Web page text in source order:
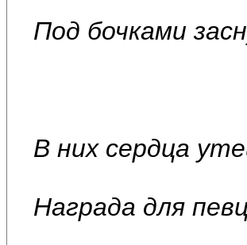
Под бочками
В них сердца
Награда для